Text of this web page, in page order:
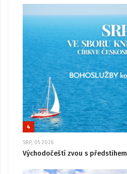
4
SRP, 05 2026
Východočeští zvou s